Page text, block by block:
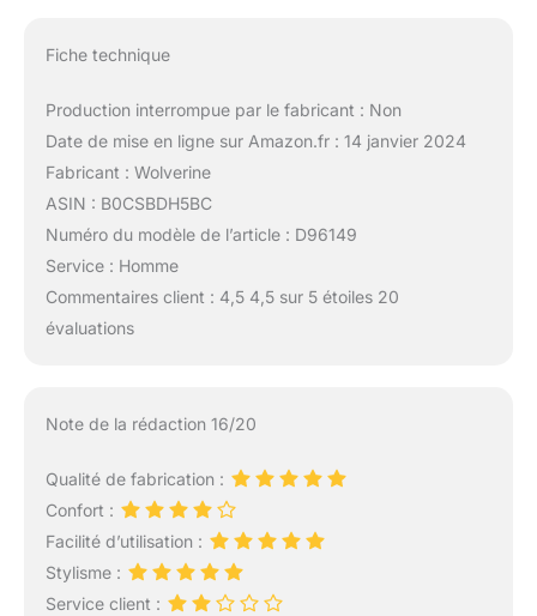
Fiche technique
Production interrompue par le fabricant : Non
Date de mise en ligne sur Amazon.fr : 14 janvier 2024
Fabricant : Wolverine
ASIN : B0CSBDH5BC
Numéro du modèle de l’article : D96149
Service : Homme
Commentaires client : 4,5 4,5 sur 5 étoiles 20
évaluations
Note de la rédaction 16/20
Qualité de fabrication :
Confort :
Facilité d’utilisation :
Stylisme :
Service client :